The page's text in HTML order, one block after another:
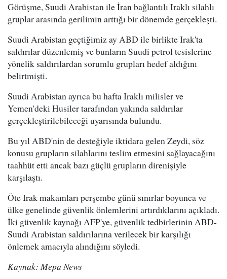
Görüşme, Suudi Arabistan ile İran bağlantılı Iraklı silahlı
gruplar arasında gerilimin arttığı bir dönemde gerçekleşti.
Suudi Arabistan geçtiğimiz ay ABD ile birlikte Irak'ta
saldırılar düzenlemiş ve bunların Suudi petrol tesislerine
yönelik saldırılardan sorumlu grupları hedef aldığını
belirtmişti.
Suudi Arabistan ayrıca bu hafta Iraklı milisler ve
Yemen'deki Husiler tarafından yakında saldırılar
gerçekleştirilebileceği uyarısında bulundu.
Bu yıl ABD'nin de desteğiyle iktidara gelen Zeydi, söz
konusu grupların silahlarını teslim etmesini sağlayacağını
taahhüt etti ancak bazı güçlü grupların direnişiyle
karşılaştı.
Öte Irak makamları perşembe günü sınırlar boyunca ve
ülke genelinde güvenlik önlemlerini artırdıklarını açıkladı.
İki güvenlik kaynağı AFP'ye, güvenlik tedbirlerinin ABD-
Suudi Arabistan saldırılarına verilecek bir karşılığı
önlemek amacıyla alındığını söyledi.
Kaynak: Mepa News